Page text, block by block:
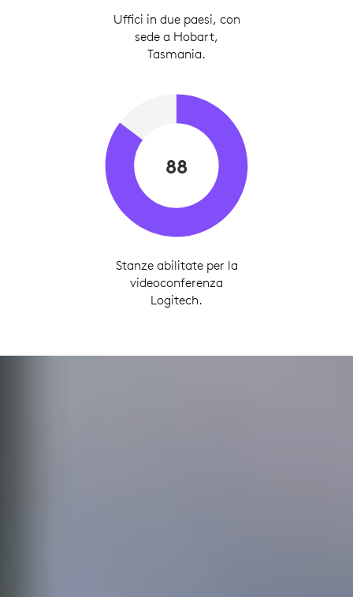
Uffici in due paesi, con
sede a Hobart,
Tasmania.
88
Stanze abilitate per la
videoconferenza
Logitech.